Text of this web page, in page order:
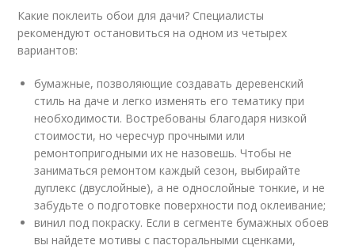
Какие поклеить обои для дачи? Специалисты
рекомендуют остановиться на одном из четырех
вариантов:
бумажные, позволяющие создавать деревенский
стиль на даче и легко изменять его тематику при
необходимости. Востребованы благодаря низкой
стоимости, но чересчур прочными или
ремонтопригодными их не назовешь. Чтобы не
заниматься ремонтом каждый сезон, выбирайте
дуплекс (двуслойные), а не однослойные тонкие, и не
забудьте о подготовке поверхности под оклеивание;
винил под покраску. Если в сегменте бумажных обоев
вы найдете мотивы с пасторальными сценками,